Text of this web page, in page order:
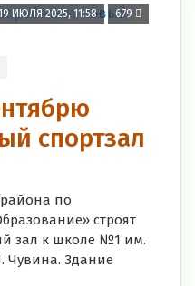
ИЮЛЯ 2025, 11:58 679
спортзал
района по
строят
зал к школе №1 им.
Чувина. Здание